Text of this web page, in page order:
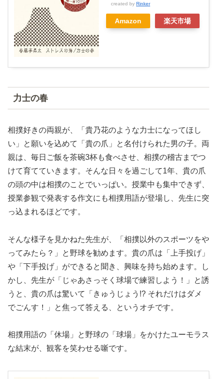
created by Rinker
Amazon 楽天市場
力士の春
相撲好きの両親が、「貴乃花のような力士になってほし
い」と願いを込めて「貴の爪」と名付けられた男の子。両
親は、毎日ご飯を茶碗3杯も食べさせ、相撲の稽古までつ
けて育てていきます。そんな日々を過ごして1年、貴の爪
の頭の中は相撲のことでいっぱい。授業中も集中できず、
授業参観で発表する作文にも相撲用語が登場し、先生に突
っ込まれるほどです。
そんな様子を見かねた先生が、「相撲以外のスポーツをや
ってみたら？」と野球を勧めます。貴の爪は「上手投げ」
や「下手投げ」ができると聞き、興味を持ち始めます。し
かし、先生が「じゃあさっそく球場で練習しよう！」と誘
うと、貴の爪は驚いて「きゅうじょう!? それだけはダメ
でごんす！」と焦って答える、というオチです。
相撲用語の「休場」と野球の「球場」をかけたユーモラス
な結末が、観客を笑わせる噺です。